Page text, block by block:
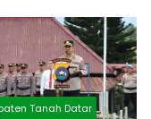
Tanah Datar